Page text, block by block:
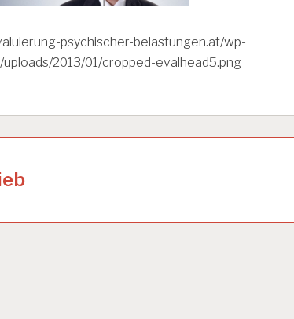
psychischer-belastungen.at/wp-
2013/01/cropped-evalhead5.png